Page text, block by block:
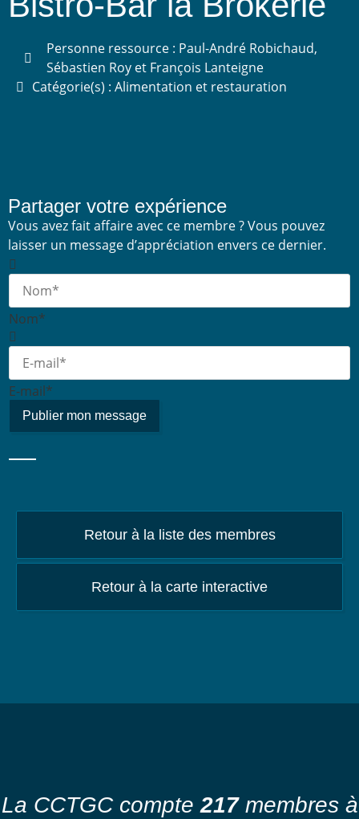
Personne ressource : Paul-André Robichaud,
Sébastien Roy et François Lanteigne
Catégorie(s) : Alimentation et restauration
Partager votre expérience
Vous avez fait affaire avec ce membre ? Vous pouvez
laisser un message d’appréciation envers ce dernier.
Nom*
E-mail*
Retour à la liste des membres
Retour à la carte interactive
La CCTGC compte 217 membres à